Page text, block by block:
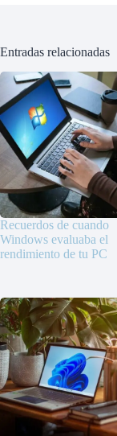
Entradas relacionadas
Recuerdos de cuando
Windows evaluaba el
rendimiento de tu PC